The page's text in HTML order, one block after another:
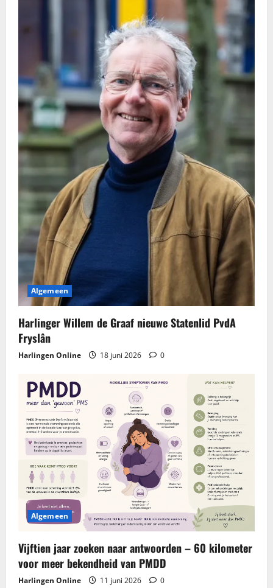
Algemeen
Harlinger Willem de Graaf nieuwe Statenlid PvdA
Fryslân
Harlingen Online 18 juni 2026 0
Algemeen
Vijftien jaar zoeken naar antwoorden – 60 kilometer
voor meer bekendheid van PMDD
Harlingen Online 11 juni 2026 0